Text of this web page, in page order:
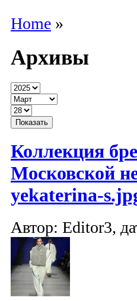
Home »
Архивы
Коллекция
Московской
yekaterina-
Автор: Editor3,